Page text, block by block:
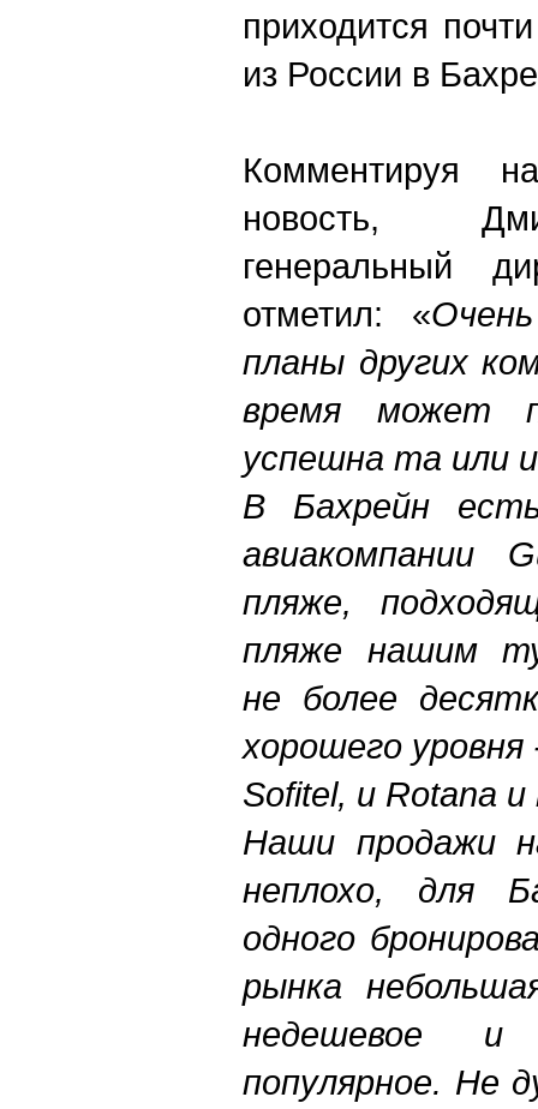
приходится
из России в
Комментируя
новость,
генеральный
отметил: «
планы других
время может
успешна та или
В Бахрейн
авиакомпании
пляже,
пляже нашим
не более
хорошего
Sofitel, и Rotana и
Наши продажи
неплохо, для
одного
рынка
недешевое
популярное. Не